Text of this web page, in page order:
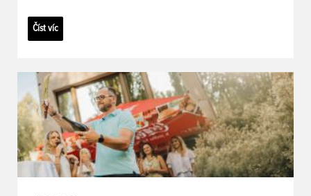
Číst víc